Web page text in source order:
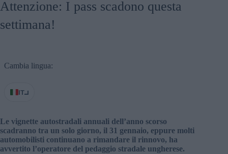
Attenzione: I pass scadono questa
settimana!
Cambia lingua:
IT
Le vignette autostradali annuali dell’anno scorso
scadranno tra un solo giorno, il 31 gennaio, eppure molti
automobilisti continuano a rimandare il rinnovo, ha
avvertito l’operatore del pedaggio stradale ungherese.